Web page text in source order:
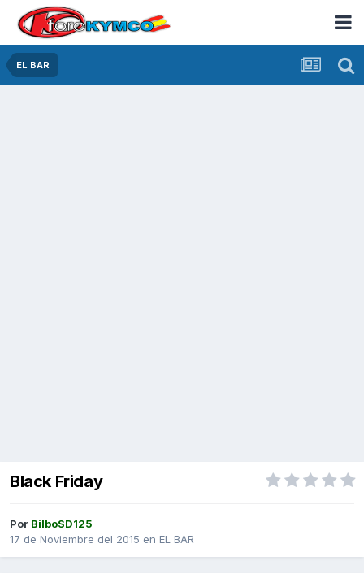
EL BAR
Black Friday
Por BilboSD125
17 de Noviembre del 2015 en EL BAR